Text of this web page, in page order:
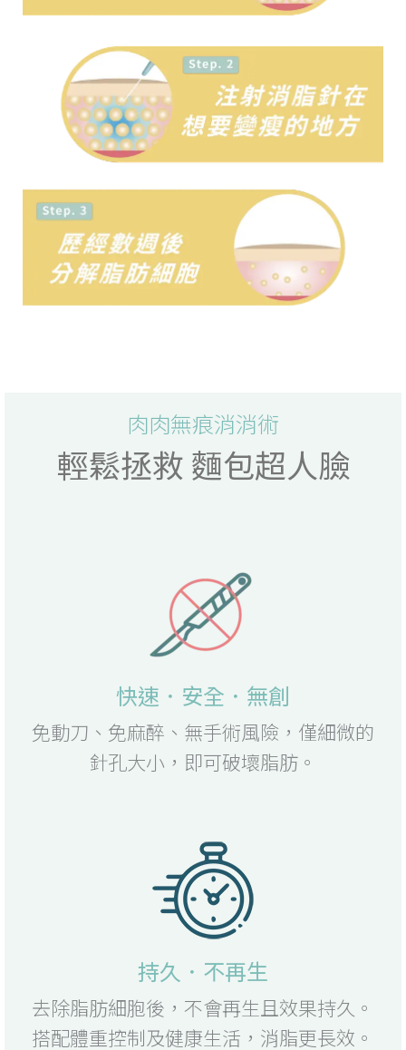
肉肉無痕消消術
輕鬆拯救 麵包超人臉
快速．安全．無創
免動刀、免麻醉、無手術風險，僅細微的
針孔大小，即可破壞脂肪。
持久．不再生
去除脂肪細胞後，不會再生且效果持久。
搭配體重控制及健康生活，消脂更長效。